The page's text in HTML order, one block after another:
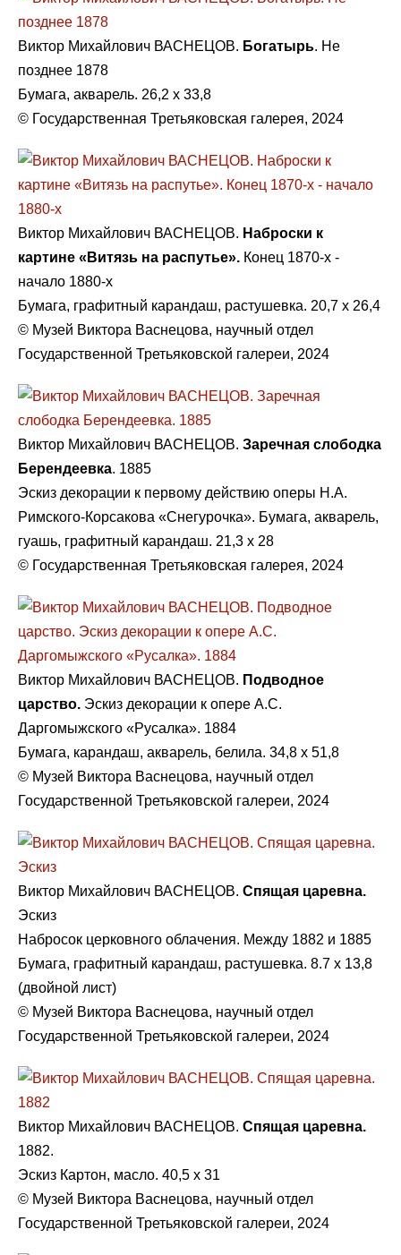
Виктор Михайлович ВАСНЕЦОВ. Богатырь. Не
позднее 1878
Бумага, акварель. 26,2 х 33,8
© Государственная Третьяковская галерея, 2024
Виктор Михайлович ВАСНЕЦОВ. Наброски к
картине «Витязь на распутье». Конец 1870-х -
начало 1880-х
Бумага, графитный карандаш, растушевка. 20,7 х 26,4
© Музей Виктора Васнецова, научный отдел
Государственной Третьяковской галереи, 2024
Виктор Михайлович ВАСНЕЦОВ. Заречная слободка
Берендеевка. 1885
Эскиз декорации к первому действию оперы Н.А.
Римского-Корсакова «Снегурочка». Бумага, акварель,
гуашь, графитный карандаш. 21,3 х 28
© Государственная Третьяковская галерея, 2024
Виктор Михайлович ВАСНЕЦОВ. Подводное
царство. Эскиз декорации к опере А.С.
Даргомыжского «Русалка». 1884
Бумага, карандаш, акварель, белила. 34,8 х 51,8
© Музей Виктора Васнецова, научный отдел
Государственной Третьяковской галереи, 2024
Виктор Михайлович ВАСНЕЦОВ. Спящая царевна.
Эскиз
Набросок церковного облачения. Между 1882 и 1885
Бумага, графитный карандаш, растушевка. 8.7 х 13,8
(двойной лист)
© Музей Виктора Васнецова, научный отдел
Государственной Третьяковской галереи, 2024
Виктор Михайлович ВАСНЕЦОВ. Спящая царевна.
1882.
Эскиз Картон, масло. 40,5 x 31
© Музей Виктора Васнецова, научный отдел
Государственной Третьяковской галереи, 2024